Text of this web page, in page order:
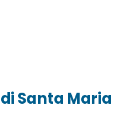
Santa Maria